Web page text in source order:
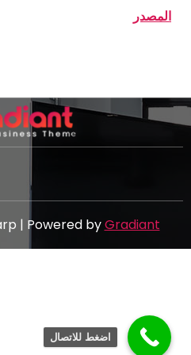
المصدر
| Powered byGradiant
اضغط للاتصال